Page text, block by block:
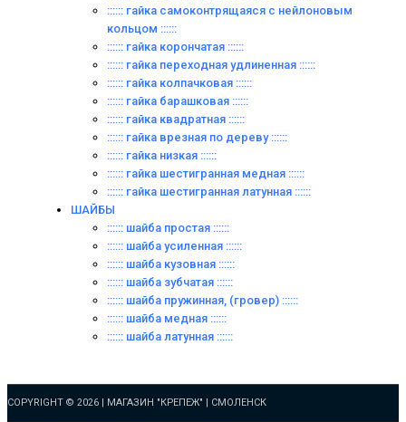
:::::: гайка самоконтрящаяся с нейлоновым
кольцом ::::::
:::::: гайка корончатая ::::::
:::::: гайка переходная удлиненная ::::::
:::::: гайка колпачковая ::::::
:::::: гайка барашковая ::::::
:::::: гайка квадратная ::::::
:::::: гайка врезная по дереву ::::::
:::::: гайка низкая ::::::
:::::: гайка шестигранная медная ::::::
:::::: гайка шестигранная латунная ::::::
ШАЙБЫ
:::::: шайба простая ::::::
:::::: шайба усиленная ::::::
:::::: шайба кузовная ::::::
:::::: шайба зубчатая ::::::
:::::: шайба пружинная, (гровер) ::::::
:::::: шайба медная ::::::
:::::: шайба латунная ::::::
COPYRIGHT © 2026 | МАГАЗИН "КРЕПЕЖ" | СМОЛЕНСК